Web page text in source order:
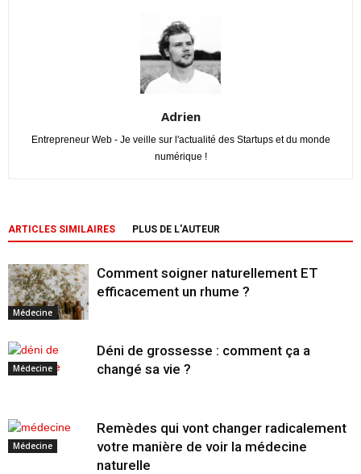
Adrien
Entrepreneur Web - Je veille sur l'actualité des Startups et du monde
numérique !
ARTICLES SIMILAIRES PLUS DE L'AUTEUR
Médecine
Comment soigner naturellement ET
efficacement un rhume ?
Médecine
Déni de grossesse : comment ça a
changé sa vie ?
Médecine
Remèdes qui vont changer radicalement
votre manière de voir la médecine
naturelle